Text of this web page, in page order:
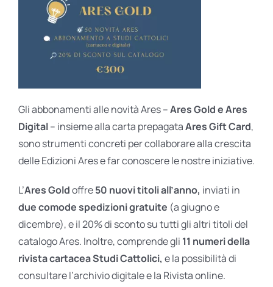
Gli abbonamenti alle novità Ares –Ares Gold e Ares
Digital– insieme alla carta prepagataAres Gift Card,
sono strumenti concreti per collaborare alla crescita
delle Edizioni Ares e far conoscere le nostre iniziative.
L’Ares Goldoffre50 nuovi titoli all’anno, inviati in
due comode spedizioni gratuite (a giugno e
dicembre), e il 20% di sconto su tutti gli altri titoli del
catalogo Ares. Inoltre, comprende gli 11 numeri della
rivista cartacea Studi Cattolici, e la possibilità di
consultare l’archivio digitale e la Rivista online.